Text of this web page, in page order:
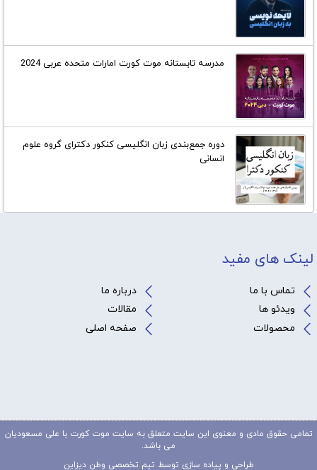
مدرسه تابستانه موت کورت امارات متحده عربی 2024
دوره جمع‌بندی زبان انگلیسی کنکور دکترای گروه علوم
انسانی
لینک های مفید
تماس با ما
درباره ما
ویدئو ها
مقالات
محصولات
صفحه اصلی
تمامی حقوق مادی و معنوی این سایت متعلق به سایت موت کورت با علی مسعودیان
می باشد.
طراحی و پیاده سازی توسط تیم تخصصی وطن دیزاین